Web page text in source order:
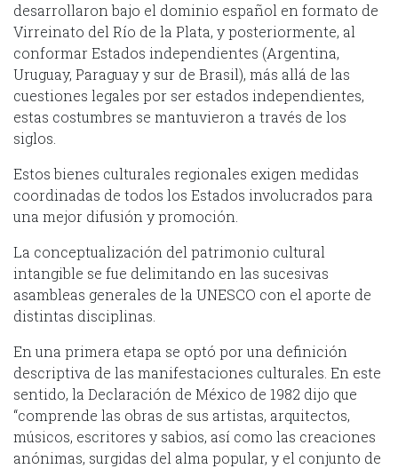
desarrollaron bajo el dominio español en formato de
Virreinato del Río de la Plata, y posteriormente, al
conformar Estados independientes (Argentina,
Uruguay, Paraguay y sur de Brasil), más allá de las
cuestiones legales por ser estados independientes,
estas costumbres se mantuvieron a través de los
siglos.
Estos bienes culturales regionales exigen medidas
coordinadas de todos los Estados involucrados para
una mejor difusión y promoción.
La conceptualización del patrimonio cultural
intangible se fue delimitando en las sucesivas
asambleas generales de la UNESCO con el aporte de
distintas disciplinas.
En una primera etapa se optó por una definición
descriptiva de las manifestaciones culturales. En este
sentido, la Declaración de México de 1982 dijo que
“comprende las obras de sus artistas, arquitectos,
músicos, escritores y sabios, así como las creaciones
anónimas, surgidas del alma popular, y el conjunto de